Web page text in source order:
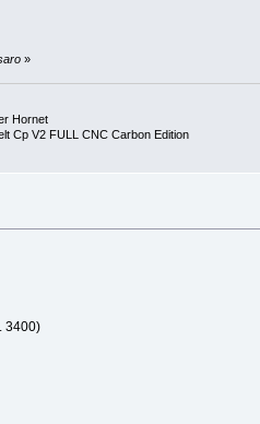
»
Hornet
Cp V2 FULL CNC Carbon Edition
3400)